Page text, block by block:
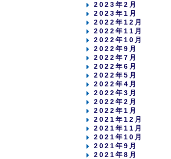
2023年2月
2023年1月
2022年12月
2022年11月
2022年10月
2022年9月
2022年7月
2022年6月
2022年5月
2022年4月
2022年3月
2022年2月
2022年1月
2021年12月
2021年11月
2021年10月
2021年9月
2021年8月